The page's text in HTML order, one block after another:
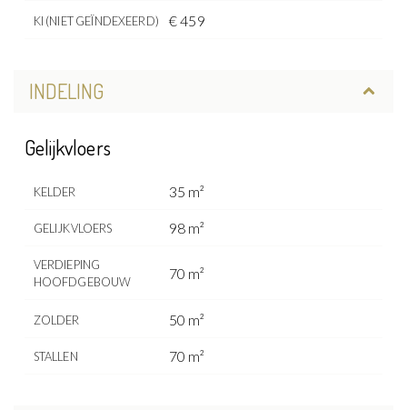
KI (NIET GEÏNDEXEERD) € 459
INDELING
Gelijkvloers
KELDER 35 m²
GELIJKVLOERS 98 m²
VERDIEPING
HOOFDGEBOUW
70 m²
ZOLDER 50 m²
STALLEN 70 m²